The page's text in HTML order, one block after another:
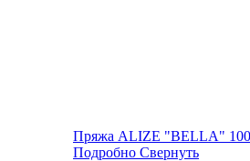
Пряжа ALIZE "BELLA"
Подробно Свернуть